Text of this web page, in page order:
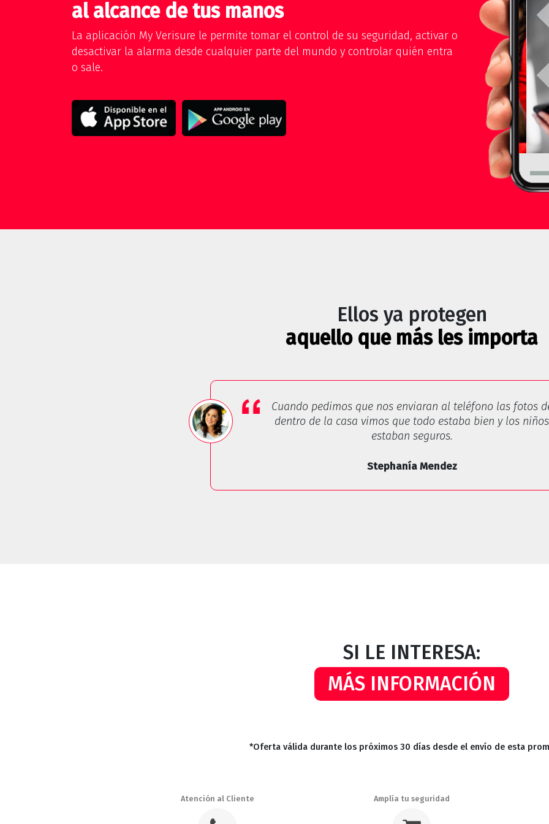
al alcance de tus manos
La aplicación My Verisure le permite tomar el control de su seguridad, activar o
desactivar la alarma desde cualquier parte del mundo y controlar quién entra
o sale.
Ellos ya protegen
aquello que más les importa
Cuando pedimos que nos enviaran al teléfono las fotos
dentro de la casa vimos que todo estaba bien y los niños
estaban seguros.
Stephanía Mendez
SI LE INTERESA:
MÁS INFORMACIÓN
*Oferta válida durante los próximos 30 días desde el envío de esta
Atención al Cliente Amplía tu seguridad